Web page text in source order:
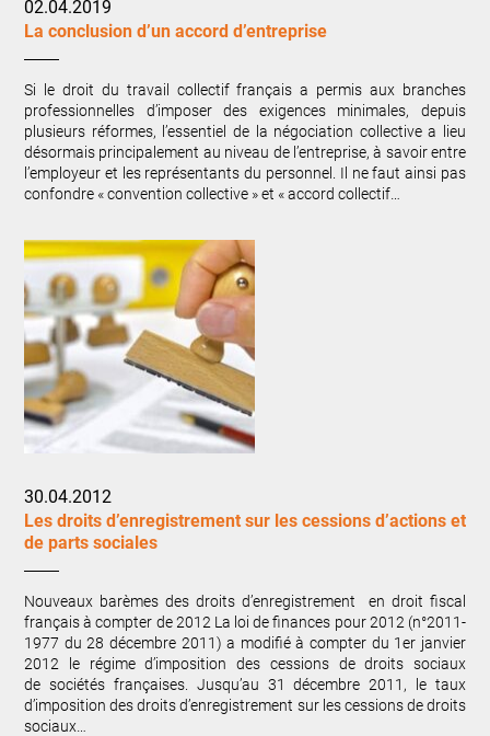
02.04.2019
La conclusion d’un accord d’entreprise
Si le droit du travail collectif français a permis aux branches
professionnelles d’imposer des exigences minimales, depuis
plusieurs réformes, l’essentiel de la négociation collective a lieu
désormais principalement au niveau de l’entreprise, à savoir entre
l’employeur et les représentants du personnel. Il ne faut ainsi pas
confondre « convention collective » et « accord collectif…
30.04.2012
Les droits d’enregistrement sur les cessions d’actions et
de parts sociales
Nouveaux barèmes des droits d’enregistrement en droit fiscal
français à compter de 2012 La loi de finances pour 2012 (n°2011-
1977 du 28 décembre 2011) a modifié à compter du 1er janvier
2012 le régime d’imposition des cessions de droits sociaux
de sociétés françaises. Jusqu’au 31 décembre 2011, le taux
d’imposition des droits d’enregistrement sur les cessions de droits
sociaux…